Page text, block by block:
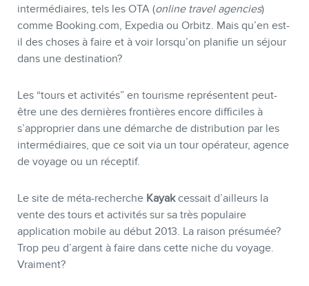
BOUTIQUE
BLOGUE
intermédiaires, tels les OTA (online travel agencies)
comme Booking.com, Expedia ou Orbitz. Mais qu’en est-
il des choses à faire et à voir lorsqu’on planifie un séjour
dans une destination?
Les “tours et activités” en tourisme représentent peut-
être une des dernières frontières encore difficiles à
s’approprier dans une démarche de distribution par les
intermédiaires, que ce soit via un tour opérateur, agence
de voyage ou un réceptif.
Le site de méta-recherche Kayakcessait d’ailleurs la
vente des tours et activités sur sa très populaire
application mobile au début 2013. La raison présumée?
Trop peu d’argent à faire dans cette niche du voyage.
Vraiment?